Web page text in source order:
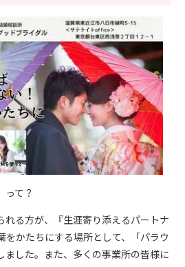
って？
れる方が、『生涯寄り添えるパートナ
をかたちにする場所として、「パラウ
ました。また、多くの事業所の皆様に